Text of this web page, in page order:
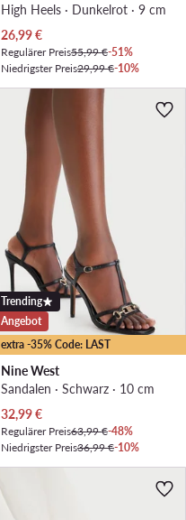
High Heels · Dunkelrot · 9 cm
Aktueller Preis
26,99€
Regulärer Preis55,99 €-51%
Niedrigster Preis29,99 €-10%
extra -35% Code: LAST
Trending
Angebot
Nine West
Sandalen · Schwarz · 10 cm
Aktueller Preis
32,99€
Regulärer Preis63,99 €-48%
Niedrigster Preis36,99 €-10%